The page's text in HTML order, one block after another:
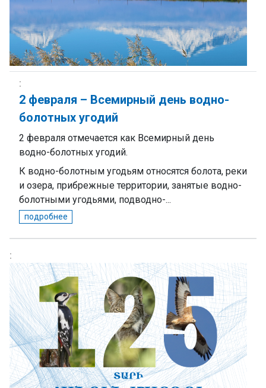
2 февраля – Всемирный день водно-
болотных угодий
2 февраля отмечается как Всемирный день
водно-болотных угодий.
К водно-болотным угодьям относятся болота, реки
и озера, прибрежные территории, занятые водно-
болотными угодьями, подводно-...
подробнее